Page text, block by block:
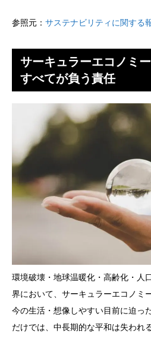
参照元： サステナビリティに関する
サーキュラーエコノミ
すべてが負う責任
環境破壊・地球温暖化・高齢化・人
界において、サーキュラーエコノミ
今の生活・想像しやすい目前に迫っ
だけでは、中長期的な平和は失われ